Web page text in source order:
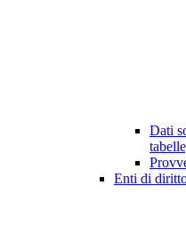
Dati
Enti di